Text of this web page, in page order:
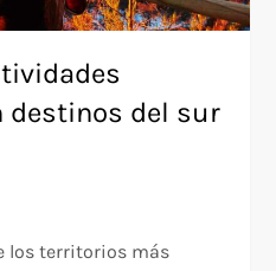
destinos del sur
los territorios más